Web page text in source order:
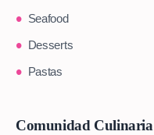
Seafood
Desserts
Pastas
Comunidad Culinaria